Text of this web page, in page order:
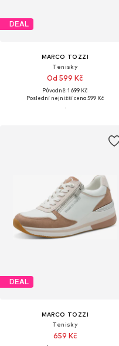
DEAL
MARCO TOZZI
Tenisky
Od 599 Kč
Původně: 1 699 Kč
Poslední nejnižší cena:599 Kč
DEAL
MARCO TOZZI
Tenisky
659 Kč